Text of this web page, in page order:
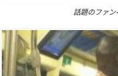
話題のファン